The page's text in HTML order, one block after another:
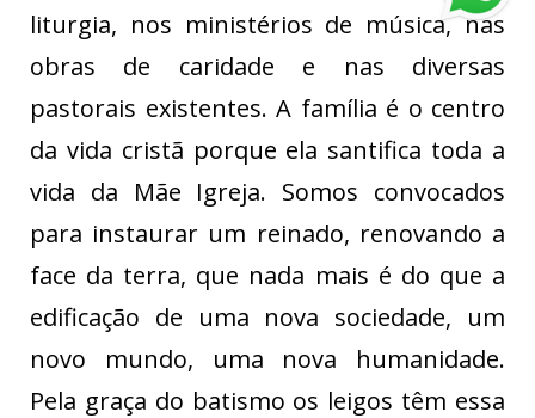
liturgia, nos ministérios de música, nas
obras de caridade e nas diversas
pastorais existentes. A família é o centro
da vida cristã porque ela santifica toda a
vida da Mãe Igreja. Somos convocados
para instaurar um reinado, renovando a
face da terra, que nada mais é do que a
edificação de uma nova sociedade, um
novo mundo, uma nova humanidade.
Pela graça do batismo os leigos têm essa